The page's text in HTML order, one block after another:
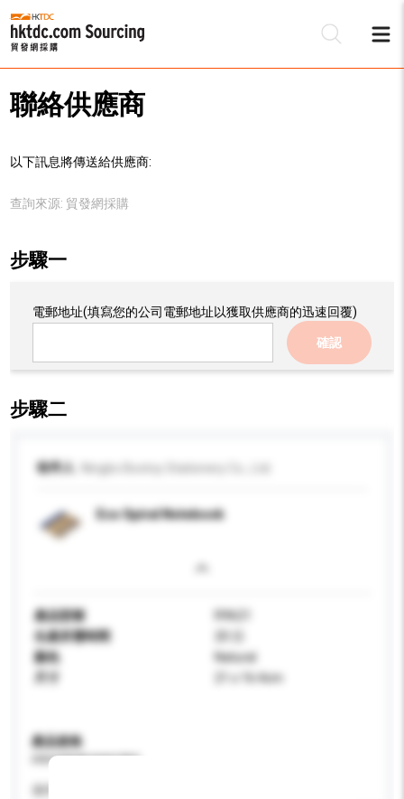
聯絡供應商
以下訊息將傳送給供應商:
查詢來源: 貿發網採購
步驟一
電郵地址(填寫您的公司電郵地址以獲取供應商的迅速回覆)
確認
步驟二
收件人
Eco Spiral Notebook
產品型號
R9621
生產所需時間
顏色
Natural
21 x 16.4cm
產品規格
請提供您對產品的特定要求。